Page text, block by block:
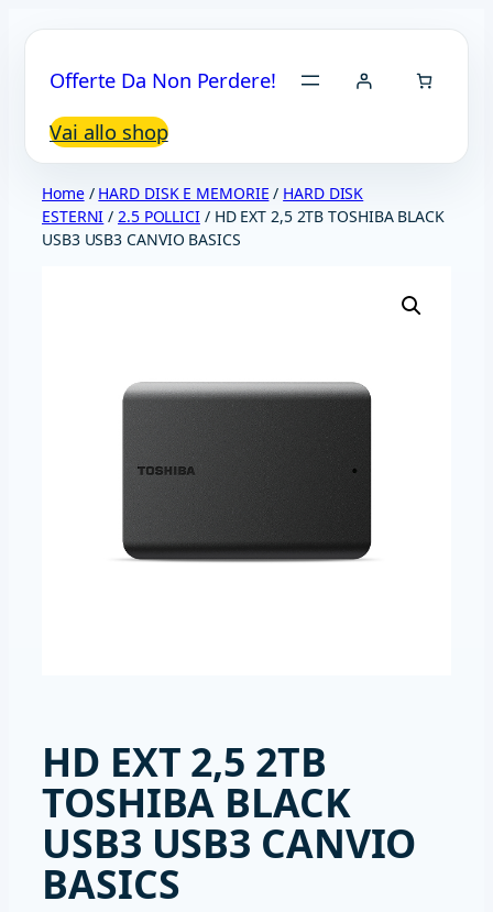
contenuto
Offerte Da Non Perdere!
Vai allo shop
Home/ HARD DISK E MEMORIE / HARD DISK
ESTERNI / 2.5 POLLICI/ HD EXT 2,5 2TB TOSHIBA BLACK
USB3 USB3 CANVIO BASICS
HD EXT 2,5 2TB
TOSHIBA BLACK
USB3 USB3 CANVIO
BASICS